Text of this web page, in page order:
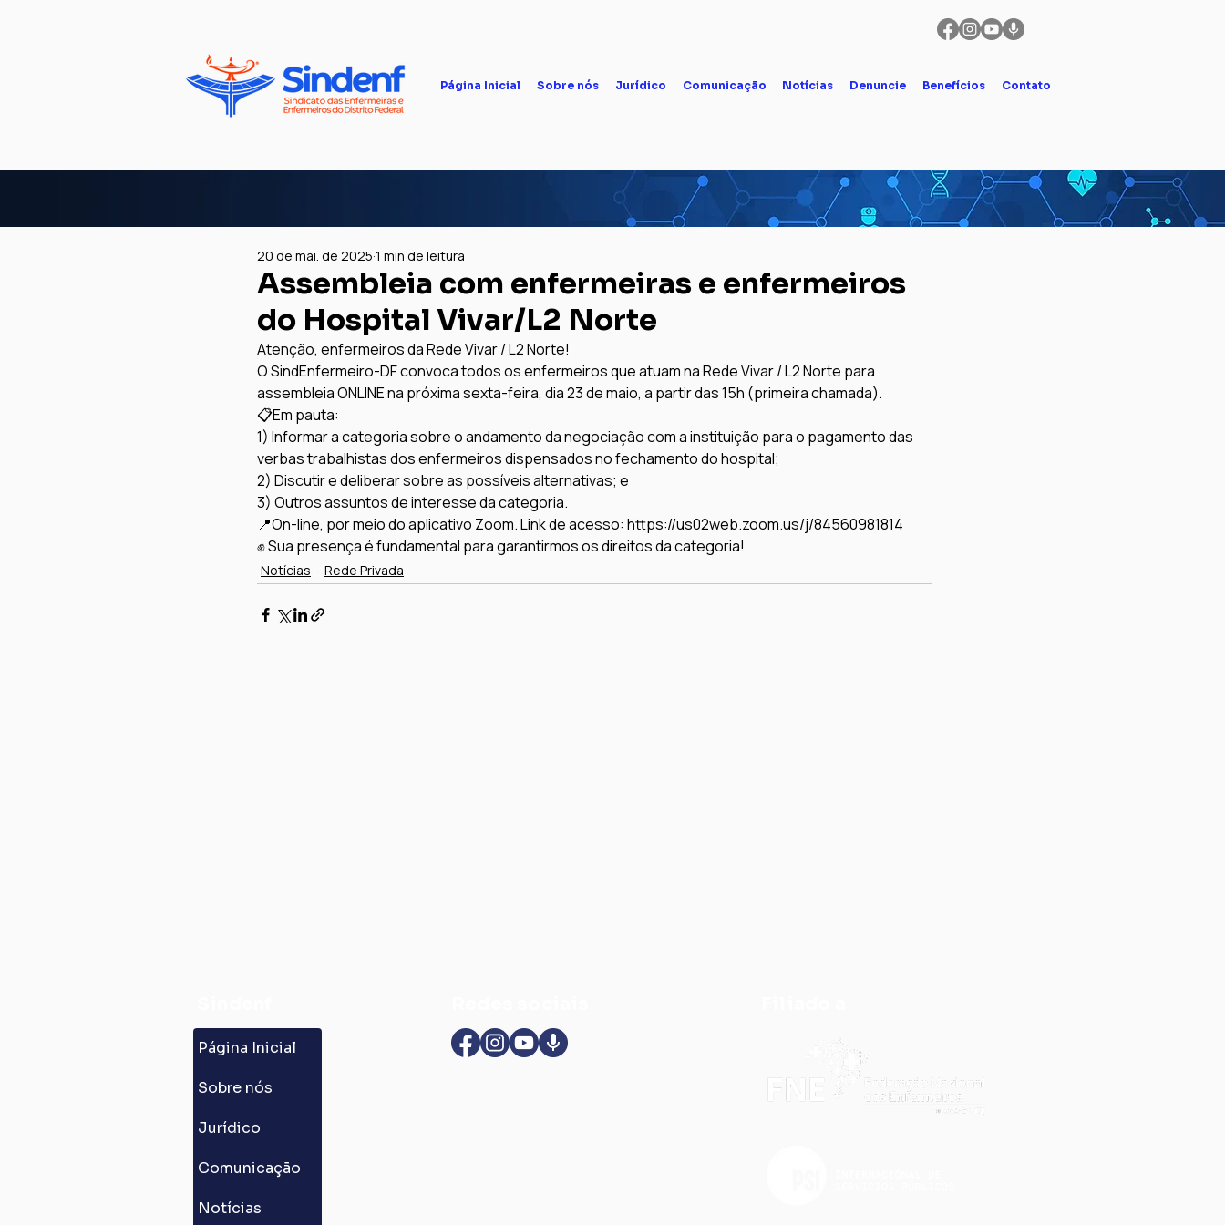
Página Inicial Sobre nós Jurídico Comunicação Notícias Denuncie Benefícios Contato
Assembleia com enfermeiras e enfermeiros
do Hospital Vivar/L2 Norte
20 de mai. de 2025 1 min de leitura
Atenção, enfermeiros da Rede Vivar / L2 Norte!
O SindEnfermeiro-DF convoca todos os enfermeiros que atuam na Rede Vivar / L2 Norte para
assembleia ONLINE na próxima sexta-feira, dia 23 de maio, a partir das 15h (primeira chamada).
📋Em pauta:
1) Informar a categoria sobre o andamento da negociação com a instituição para o pagamento das
verbas trabalhistas dos enfermeiros dispensados no fechamento do hospital;
2) Discutir e deliberar sobre as possíveis alternativas; e
3) Outros assuntos de interesse da categoria.
📍On-line, por meio do aplicativo Zoom. Link de acesso: https://us02web.zoom.us/j/84560981814
✊ Sua presença é fundamental para garantirmos os direitos da categoria!
Notícias Rede Privada
SindEnf-DF leva ações de
promoção da saúde à 27ª
Parada LGBTQIAPN+ de
Após denúncia do
Página Inicial
Sobre nós
Jurídico
Comunicação
Notícias